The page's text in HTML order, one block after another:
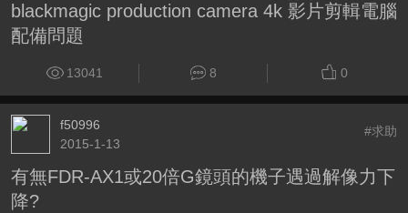
blackmagic production camera 4k 影片剪輯電腦
配備問題
13041 8 0
f50996
2015-1-13
#求助
有無FDR-AX1或20倍G鏡頭的機子遇過解像力下
降?